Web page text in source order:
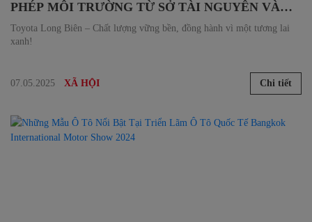
PHÉP MÔI TRƯỜNG TỪ SỞ TÀI NGUYÊN VÀ
MÔI TRƯỜNG HÀ NỘI
Toyota Long Biên – Chất lượng vững bền, đồng hành vì một tương lai
xanh!
07.05.2025 XÃ HỘI Chi tiết